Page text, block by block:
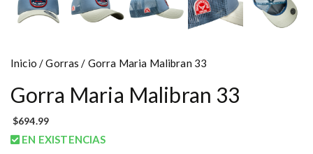
Inicio /Gorras / Gorra Maria Malibran 33
Gorra Maria Malibran 33
$694.99
EN EXISTENCIAS